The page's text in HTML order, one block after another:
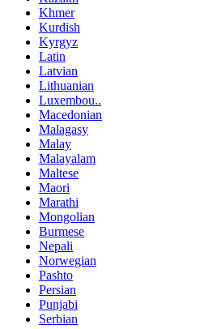
Khmer
Kurdish
Kyrgyz
Latin
Latvian
Lithuanian
Luxembou..
Macedonian
Malagasy
Malay
Malayalam
Maltese
Maori
Marathi
Mongolian
Burmese
Nepali
Norwegian
Pashto
Persian
Punjabi
Serbian